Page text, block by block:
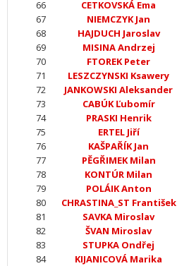
66 CETKOVSKÁ Ema
67
NIEMCZYK Jan
68
HAJDUCH Jaroslav
69
MISINA Andrzej
70
FTOREK Peter
71
LESZCZYNSKI Ksawery
72
JANKOWSKI Aleksander
73
CABÚK Ľubomír
74
PRASKI Henrik
75
ERTEL Jiří
76
KAŠPAŘÍK Jan
77
PĚGŘIMEK Milan
78
KONTÚR Milan
79
POLÁIK Anton
80
CHRASTINA_ST František
81
SAVKA Miroslav
82
ŠVAN Miroslav
83
STUPKA Ondřej
84
KIJANICOVÁ Marika